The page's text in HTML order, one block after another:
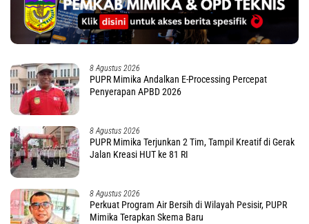
8 Agustus 2026
PUPR Mimika Andalkan E-Processing Percepat
Penyerapan APBD 2026
8 Agustus 2026
PUPR Mimika Terjunkan 2 Tim, Tampil Kreatif di Gerak
Jalan Kreasi HUT ke 81 RI
8 Agustus 2026
Perkuat Program Air Bersih di Wilayah Pesisir, PUPR
Mimika Terapkan Skema Baru